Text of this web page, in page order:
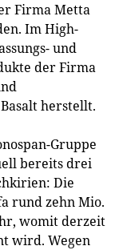
Firma Metta
Im High-
und
der Firma
herstellt.
Gruppe
bereits drei
Die
rund zehn Mio.
womit derzeit
wird. Wegen